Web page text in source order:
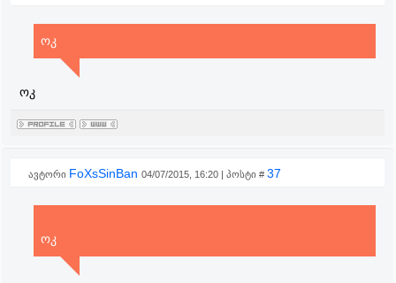
ოკ
ოკ
ავტორი FoXsSinBan 04/07/2015, 16:20 | პოსტი # 37
ოკ